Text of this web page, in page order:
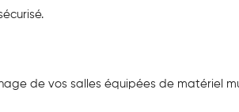
de vos salles équipées de matériel